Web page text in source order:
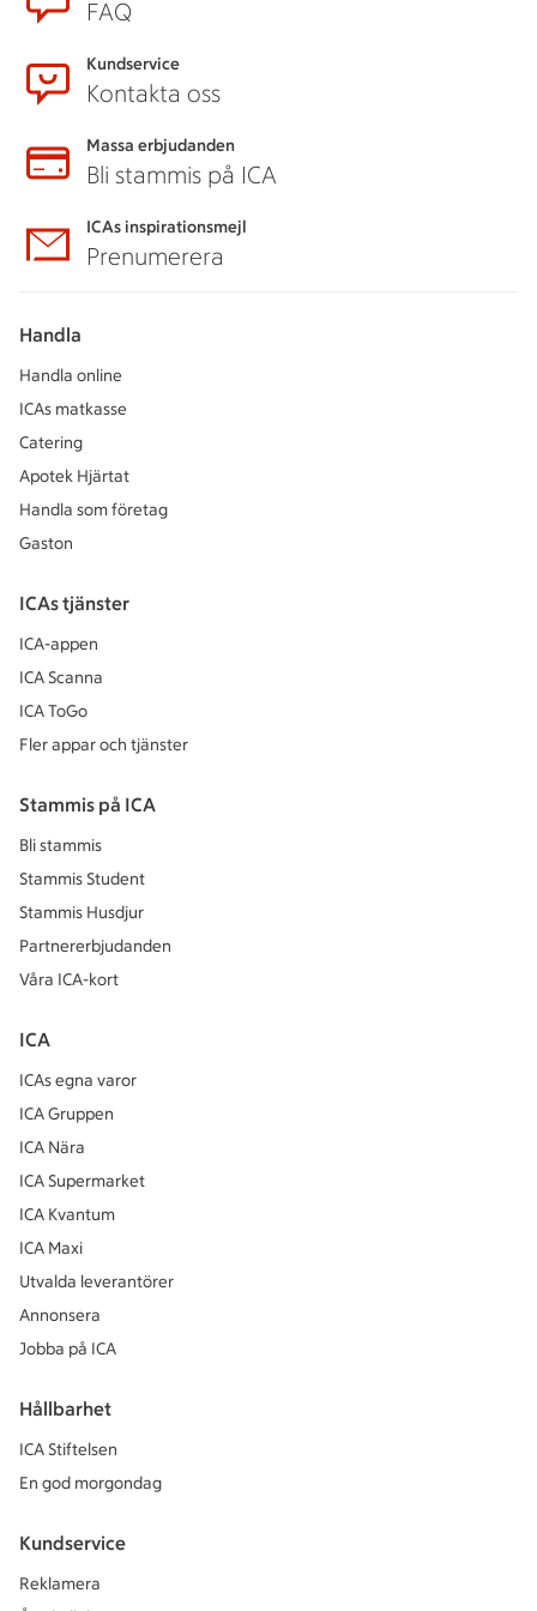
FAQ
Kundservice
Kontakta oss
Massa erbjudanden
Bli stammis på ICA
ICAs inspirationsmejl
Prenumerera
Handla
Handla online
ICAs matkasse
Catering
Apotek Hjärtat
Handla som företag
Gaston
ICAs tjänster
ICA-appen
ICA Scanna
ICA ToGo
Fler appar och tjänster
Stammis på ICA
Bli stammis
Stammis Student
Stammis Husdjur
Partnererbjudanden
Våra ICA-kort
ICA
ICAs egna varor
ICA Gruppen
ICA Nära
ICA Supermarket
ICA Kvantum
ICA Maxi
Utvalda leverantörer
Annonsera
Jobba på ICA
Hållbarhet
ICA Stiftelsen
En god morgondag
Kundservice
Reklamera